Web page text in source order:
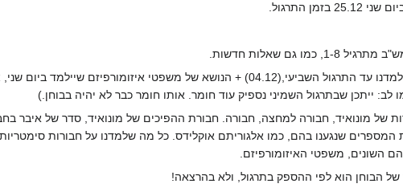
התרגול.
כמו גם שאלות חדשות.
ייתכן שבתרגול השמיני נספיק עוד חומר. אותו חומר כבר לא יהיה בבוחן.)
של מונואיד, חבורה למחצה, חבורה. חבורת ההפיכים של מונואיד, סדר של איבר
המספרים שנגענו בהם, כמו אלגוריתם אוקלידס. כל מה שלמדנו על חבורות
השונים, משפטי האיזומורפיזם.
הבוחן הוא לפי ההספק בתרגול, ולא בהרצאה!